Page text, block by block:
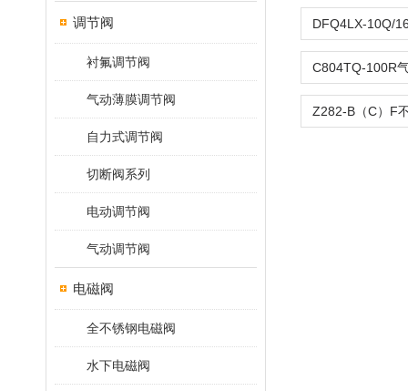
调节阀
衬氟调节阀
气动薄膜调节阀
自力式调节阀
切断阀系列
电动调节阀
气动调节阀
电磁阀
全不锈钢电磁阀
水下电磁阀